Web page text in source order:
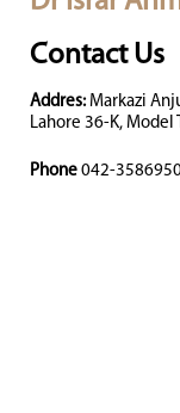
Contact Us
Addres: Markazi
Lahore 36-K, Model
Phone 042-